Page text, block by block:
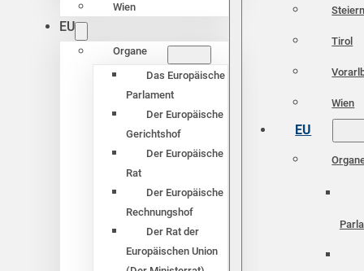
Wien
EU
Organe
Das Europäische
Parlament
Der Europäische
Gerichtshof
Der Europäische
Rat
Der Europäische
Rechnungshof
Der Rat der
Europäischen Union
Tirol
Wien
EU